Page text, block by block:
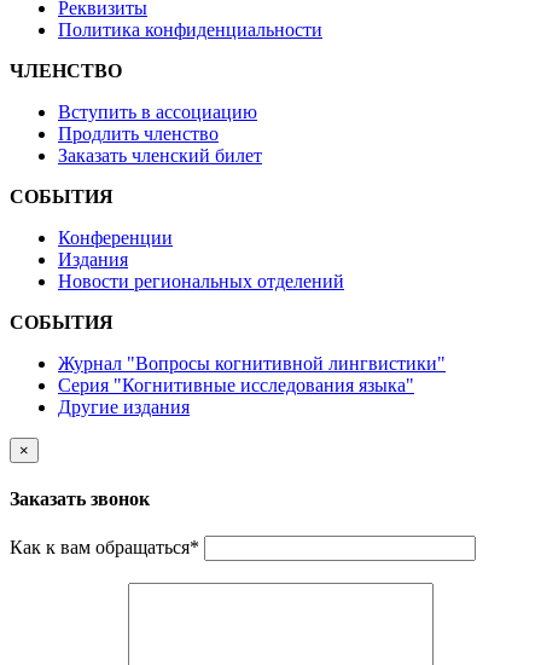
Реквизиты
Политика конфиденциальности
ЧЛЕНСТВО
Вступить в ассоциацию
Продлить членство
Заказать членский билет
СОБЫТИЯ
Конференции
Издания
Новости региональных отделений
СОБЫТИЯ
Журнал "Вопросы когнитивной лингвистики"
Серия "Когнитивные исследования языка"
Другие издания
×
Заказать звонок
Как к вам обращаться*